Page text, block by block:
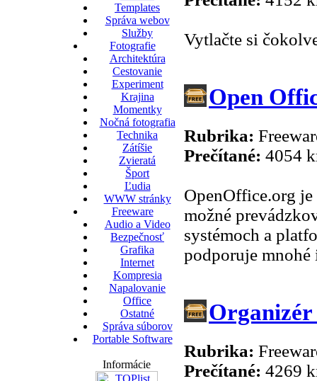
Templates
Správa webov
Služby
Fotografie
Architektúra
Cestovanie
Experiment
Krajina
Momentky
Nočná fotografia
Technika
Zátíšie
Zvieratá
Šport
Ľudia
WWW stránky
Freeware
Audio a Video
Bezpečnosť
Grafika
Internet
Kompresia
Napalovanie
Office
Ostatné
Správa súborov
Portable Software
Informácie
Vytlačte si
Open
Rubrika:
Prečítané: 4054
OpenOffice.org
možné
systémoch a
podporuje mnohé
Rubrika:
Prečítané: 4269